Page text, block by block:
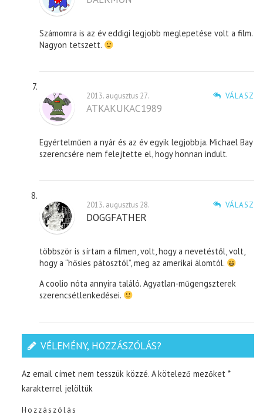
Számomra is az év eddigi legjobb meglepetése volt a film.
Nagyon tetszett.
VÁLASZ
2013. augusztus 27.
ATKAKUKAC1989
Egyértelműen a nyár és az év egyik legjobbja. Michael Bay
szerencsére nem felejtette el, hogy honnan indult.
VÁLASZ
2013. augusztus 28.
DOGGFATHER
többször is sírtam a filmen, volt, hogy a nevetéstől, volt,
hogy a “hősies pátosztól”, meg az amerikai álomtól.
A coolio nóta annyira találó. Agyatlan-műgengszterek
szerencsétlenkedései.
VÉLEMÉNY, HOZZÁSZÓLÁS?
Az email címet nem tesszük közzé. A kötelező mezőket*
karakterrel jelöltük
Hozzászólás